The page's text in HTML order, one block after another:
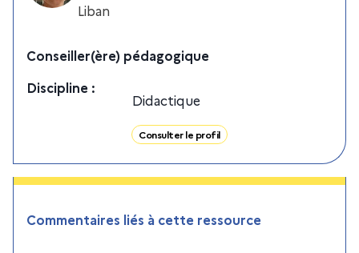
Liban
Conseiller(ère) pédagogique
Discipline :
Didactique
Consulter le profil
Commentaires liés à cette ressource